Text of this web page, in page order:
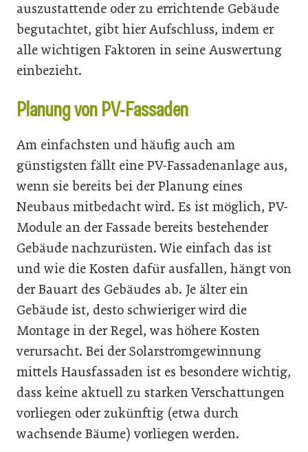
auszustattende oder zu errichtende Gebäude
begutachtet, gibt hier Aufschluss, indem er
alle wichtigen Faktoren in seine Auswertung
einbezieht.
Planung von PV-Fassaden
Am einfachsten und häufig auch am
günstigsten fällt eine PV-Fassadenanlage aus,
wenn sie bereits bei der Planung eines
Neubaus mitbedacht wird. Es ist möglich, PV-
Module an der Fassade bereits bestehender
Gebäude nachzurüsten. Wie einfach das ist
und wie die Kosten dafür ausfallen, hängt von
der Bauart des Gebäudes ab. Je älter ein
Gebäude ist, desto schwieriger wird die
Montage in der Regel, was höhere Kosten
verursacht. Bei der Solarstromgewinnung
mittels Hausfassaden ist es besondere wichtig,
dass keine aktuell zu starken Verschattungen
vorliegen oder zukünftig (etwa durch
wachsende Bäume) vorliegen werden.